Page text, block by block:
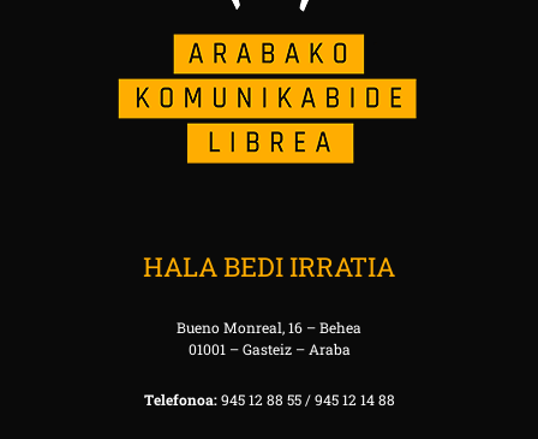
HALA BEDI IRRATIA
Bueno Monreal, 16 – Behea
01001 – Gasteiz – Araba
Telefonoa:945 12 88 55 / 945 12 14 88